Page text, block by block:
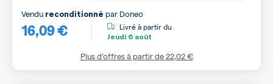
16,09 €
Vendu reconditionné par Doneo
Livré à partir du
Jeudi 6 août
Plus d’offres à partir de22,02 €